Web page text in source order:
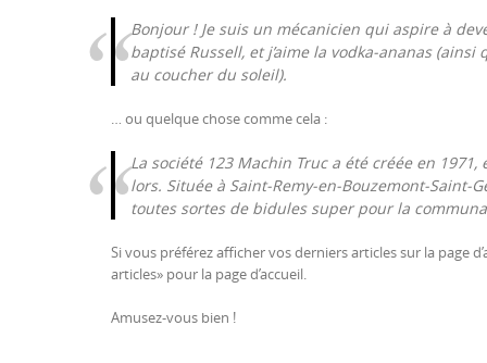
Bonjour ! Je suis un mécanicien qui aspire à
baptisé Russell, et j’aime la vodka-ananas
au coucher du soleil).
… ou quelque chose comme cela :
La société 123 Machin Truc a été créée en
lors. Située à Saint-Remy-en-Bouzemont-Saint-
toutes sortes de bidules super pour la
Si vous préférez afficher vos derniers articles sur la page
articles» pour la page d’accueil.
Amusez-vous bien !